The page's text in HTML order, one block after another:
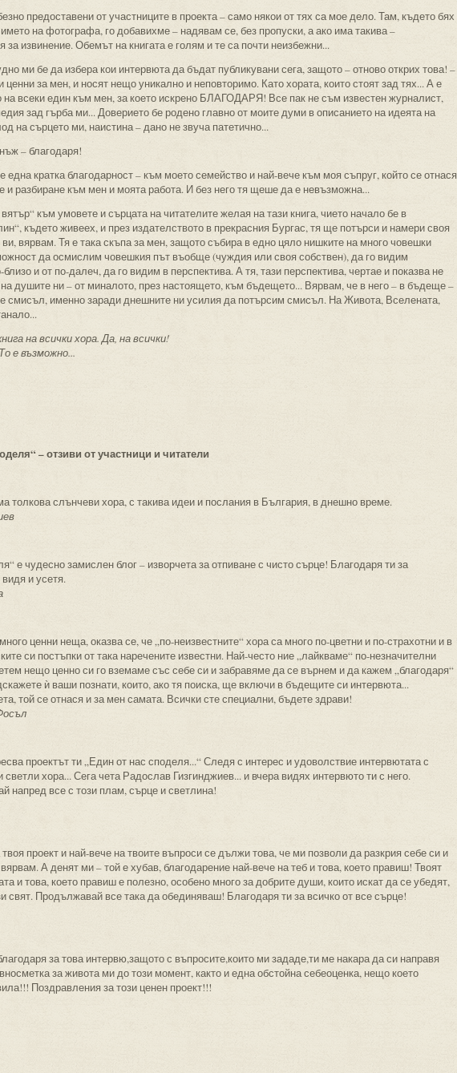
предоставени от участниците в проекта – само някои от тях са мое дело. Там, където бях
на фотографа, го добавихме – надявам се, без пропуски, а ако има такива –
за извинение. Обемът на книгата е голям и те са почти неизбежни...
ми бе да избера кои интервюта да бъдат публикувани сега, защото – отново открих това! –
ценни за мен, и носят нещо уникално и неповторимо. Като хората, които стоят зад тях... А е
на всеки един към мен, за което искрено БЛАГОДАРЯ! Все пак не съм известен журналист,
зад гърба ми... Доверието бе родено главно от моите думи в описанието на идеята на
на сърцето ми, наистина – дано не звуча патетично...
– благодаря!
кратка благодарност – към моето семейство и най-вече към моя съпруг, който се отнася
и разбиране към мен и моята работа. И без него тя щеше да е невъзможна...
към умовете и сърцата на читателите желая на тази книга, чието начало бе в
където живеех, и през издателството в прекрасния Бургас, тя ще потърси и намери своя
вярвам. Тя е така скъпа за мен, защото събира в едно цяло нишките на много човешки
да осмислим човешкия път въобще (чуждия или своя собствен), да го видим
и от по-далеч, да го видим в перспектива. А тя, тази перспектива, чертае и показва не
на душите ни – от миналото, през настоящето, към бъдещето... Вярвам, че в него – в бъдеще –
смисъл, именно заради днешните ни усилия да потърсим смисъл. На Живота, Вселената,
на всички хора. Да, на всички!
е възможно...
– отзиви от участници и читатели
толкова слънчеви хора, с такива идеи и послания в България, в днешно време.
е чудесно замислен блог – изворчета за отпиване с чисто сърце! Благодаря ти за
и усетя.
ценни неща, оказва се, че „по-неизвестните“ хора са много по-цветни и по-страхотни и в
си постъпки от така наречените известни. Най-често ние „лайкваме“ по-незначителни
нещо ценно си го вземаме със себе си и забравяме да се върнем и да кажем „благодаря“
ѝ ваши познати, които, ако тя поиска, ще включи в бъдещите си интервюта...
той се отнася и за мен самата. Всички сте специални, бъдете здрави!
проектът ти „Един от нас споделя...“ Следя с интерес и удоволствие интервютата с
светли хора... Сега чета Радослав Гизгинджиев... и вчера видях интервюто ти с него.
напред все с този плам, сърце и светлина!
проект и най-вече на твоите въпроси се дължи това, че ми позволи да разкрия себе си и
А денят ми – той е хубав, благодарение най-вече на теб и това, което правиш! Твоят
и това, което правиш е полезно, особено много за добрите души, които искат да се убедят,
свят. Продължавай все така да обединяваш! Благодаря ти за всичко от все сърце!
за това интервю,защото с въпросите,които ми зададе,ти ме накара да си направя
за живота ми до този момент, както и една обстойна себеоценка, нещо което
Поздравления за този ценен проект!!!